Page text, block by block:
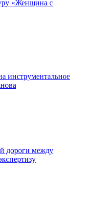
«Женщина с
инструментальное
дороги между